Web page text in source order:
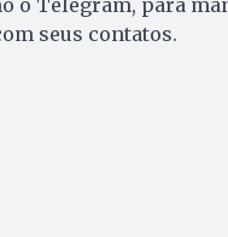
o Telegram, para
seus contatos.